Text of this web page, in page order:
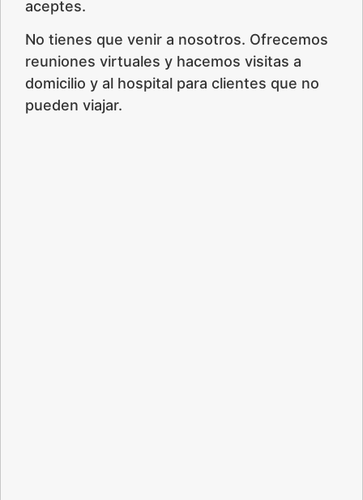
aceptes.
No tienes que venir a nosotros. Ofrecemos
reuniones virtuales y hacemos visitas a
domicilio y al hospital para clientes que no
pueden viajar.